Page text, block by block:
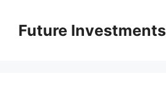
вмістуFuture Investments